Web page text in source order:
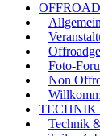
Foto-
Non
TECHNIK
Technik